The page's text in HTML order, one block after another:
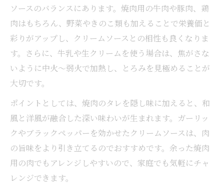
夫
まろやかさ際立つ焼肉クリームソース活用
法
焼肉とガーリッククリームで洋風アレンジ
時短で完成！簡単焼肉クリームソースのコツ
忙しい日の焼肉クリームソース時短術
焼肉に合う簡単クリームソースレシピ集
手軽な焼肉クリームソースのポイント整理
焼肉を活かす時短クリームソースの秘訣
焼肉とホワイトソースの違いに迫る
ソースのバランスにあります。焼肉用の牛肉や豚肉、鶏
肉はもちろん、野菜やきのこ類も加えることで栄養価と
彩りがアップし、クリームソースとの相性も良くなりま
す。さらに、牛乳や生クリームを使う場合は、焦がさな
いように中火～弱火で加熱し、とろみを見極めることが
大切です。
ポイントとしては、焼肉のタレを隠し味に加えると、和
風と洋風が融合した深い味わいが生まれます。ガーリッ
クやブラックペッパーを効かせたクリームソースは、肉
の旨味をより引き立てるのでおすすめです。余った焼肉
用の肉でもアレンジしやすいので、家庭でも気軽にチャ
レンジできます。